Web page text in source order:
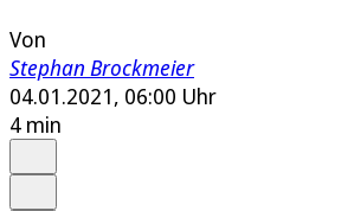
Von
Stephan Brockmeier
04.01.2021, 06:00 Uhr
4 min